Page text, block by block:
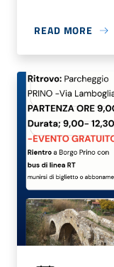
READ MORE